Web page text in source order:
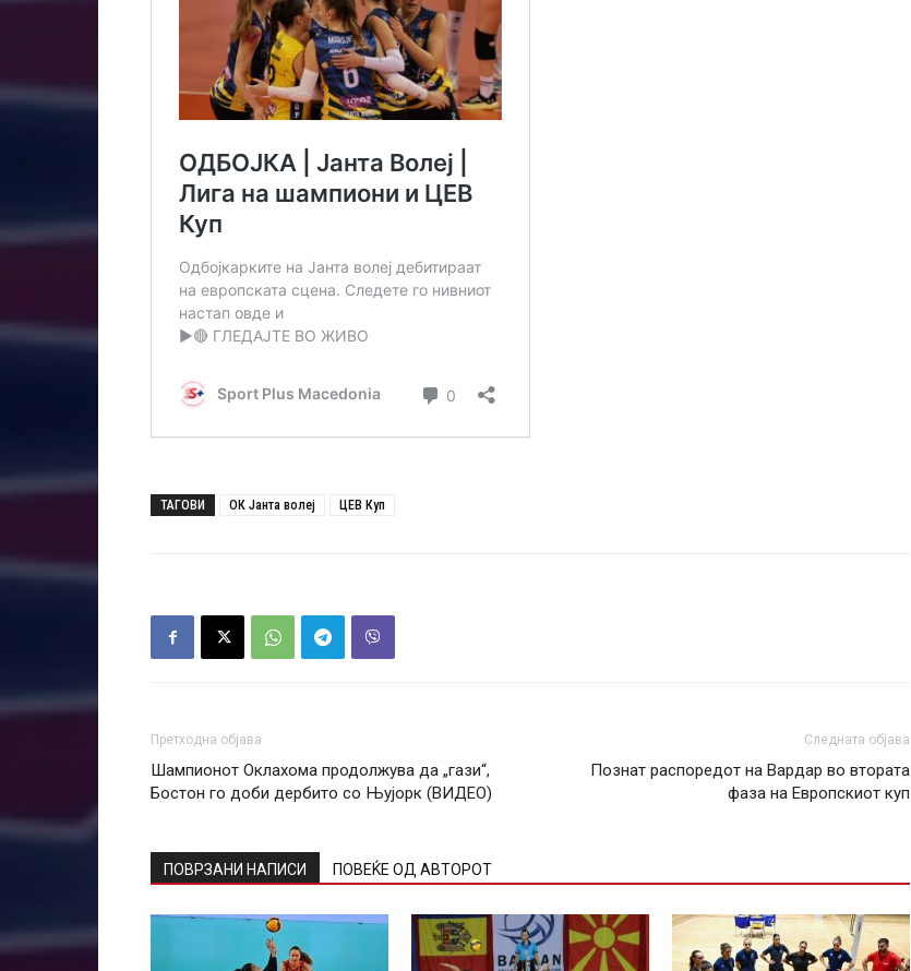
ТАГОВИ ОК Јанта волеј ЦЕВ Куп
Претходна објава
Шампионот Оклахома продолжува да „гази“,
Бостон го доби дербито со Њујорк (ВИДЕО)
Следната објава
Познат распоредот на Вардар во втората
фаза на Европскиот куп
ПОВРЗАНИ НАПИСИ ПОВЕЌЕ ОД АВТОРОТ